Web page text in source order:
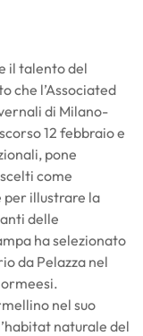
il talento del
che l’Associated
di Milano-
12 febbraio e
pone
come
per illustrare la
delle
ha selezionato
da Pelazza nel
nel suo
naturale del